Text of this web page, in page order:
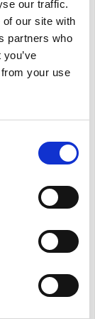
our traffic.
our site with
partners who
your use
– HP
μέσα σε
του